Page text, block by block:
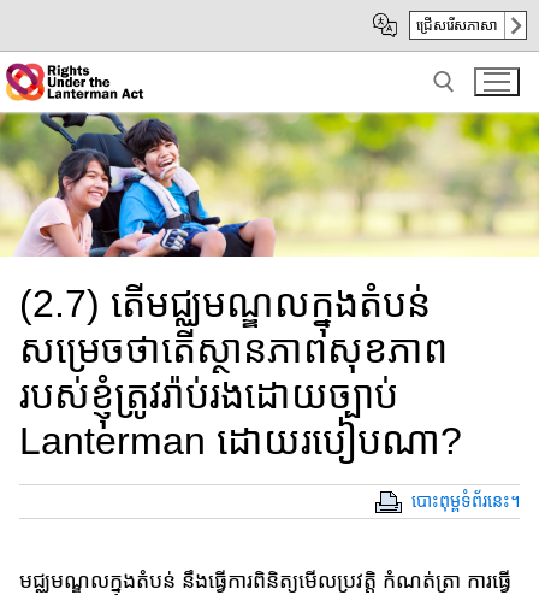
Main
Content
sub
navigation
ជ្រើសរើសភាសា
Search for:
(2.7) តើ​មជ្ឈមណ្ឌលក្នុងតំបន់​
សម្រេច​ថា​តើ​​ស្ថានភាព​សុខភាព ​
របស់​ខ្ញុំ​ត្រូវ​រ៉ាប់រង​ដោយ​ច្បាប់
Lanterman ដោយ​របៀប​ណា​?​
បោះពុម្ពទំព័រនេះ។
មជ្ឈមណ្ឌលក្នុងតំបន់ នឹង​ធ្វើ​ការ​ពិនិត្យមើល​ប្រវត្តិ កំណត់ត្រា​ ការ​ធ្វើ​